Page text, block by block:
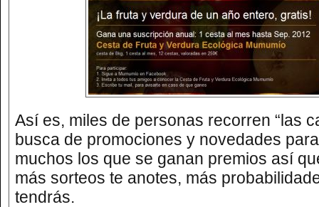
Así es, miles de personas recorren “las
busca de promociones y novedades
muchos los que se ganan premios así
más sorteos te anotes, más
tendrás.